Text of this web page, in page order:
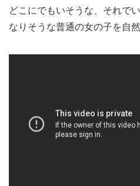
どこにでもいそうな、それで
なりそうな普通の女の子を自